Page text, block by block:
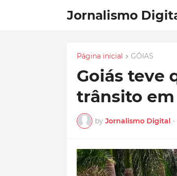
Jornalismo
Página inicial GÓIAS
Goiás teve
trânsito em
by Jornalismo Digital -